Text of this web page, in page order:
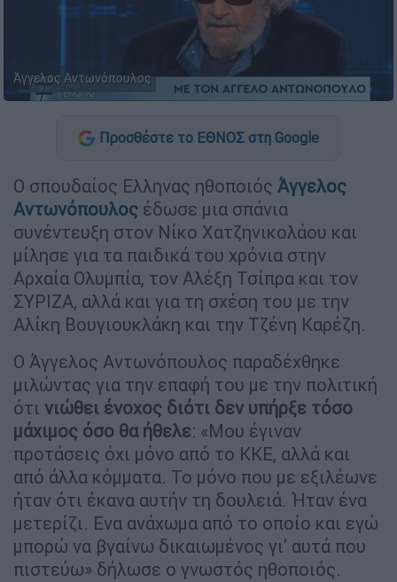
Άγγελος Αντωνόπουλος
Προσθέστε το ΕΘΝΟΣ στη Google
Ο σπουδαίος Ελληνας ηθοποιός Άγγελος
Αντωνόπουλος έδωσε μια σπάνια
συνέντευξη στον Νίκο Χατζηνικολάου και
μίλησε για τα παιδικά του χρόνια στην
Αρχαία Ολυμπία, τον Αλέξη Τσίπρα και τον
ΣΥΡΙΖΑ, αλλά και για τη σχέση του με την
Αλίκη Βουγιουκλάκη και την Τζένη Καρέζη.
Ο Άγγελος Αντωνόπουλος παραδέχθηκε
μιλώντας για την επαφή του με την πολιτική
ότι νιώθει ένοχος διότι δεν υπήρξε τόσο
μάχιμος όσο θα ήθελε: «Μου έγιναν
προτάσεις όχι μόνο από το ΚΚΕ, αλλά και
από άλλα κόμματα. Το μόνο που με εξιλέωνε
ήταν ότι έκανα αυτήν τη δουλειά. Ήταν ένα
μετερίζι. Ενα ανάχωμα από το οποίο και εγώ
μπορώ να βγαίνω δικαιωμένος γι' αυτά που
πιστεύω» δήλωσε ο γνωστός ηθοποιός.